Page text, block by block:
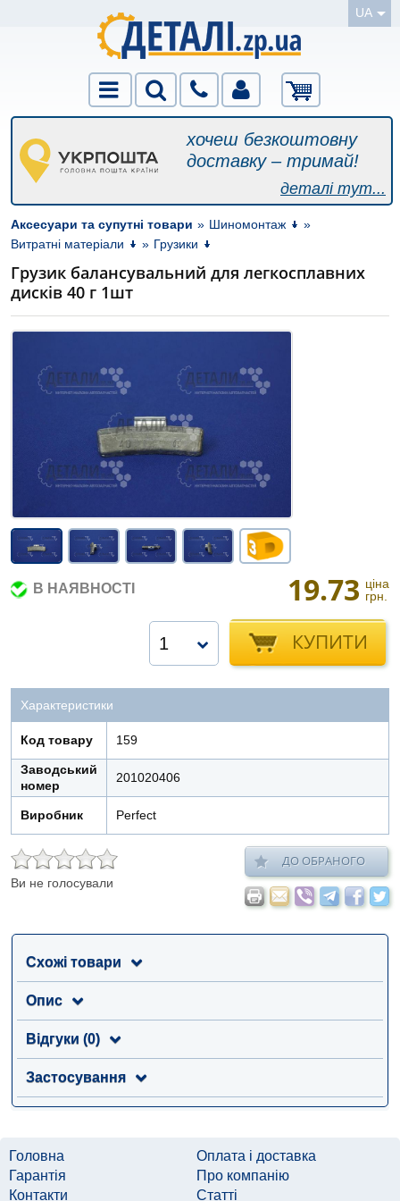
UA
хочеш безкоштовну
доставку – тримай!
деталі тут...
Аксесуари та супутні товари » Шиномонтаж
»
Витратні матеріали
» Грузики
Грузик балансувальний для легкосплавних
дисків 40 г 1шт
В НАЯВНОСТІ 19.73 ціна
грн.
КУПИТИ
1
Характеристики
Код товару 159
Заводський
номер
201020406
Виробник Perfect
Ви не голосували
ДО ОБРАНОГО
Схожі товари
Опис
Відгуки (0)
Застосування
Головна
Оплата і доставка
Гарантія
Про компанію
Контакти
Статті